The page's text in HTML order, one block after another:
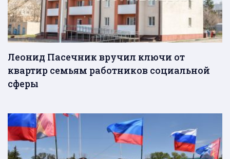
Леонид Пасечник вручил ключи от
квартир семьям работников социальной
сферы